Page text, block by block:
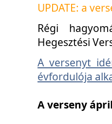
UPDATE: a
Régi
Hegesztési
A versenyt
évfordulója
A verseny